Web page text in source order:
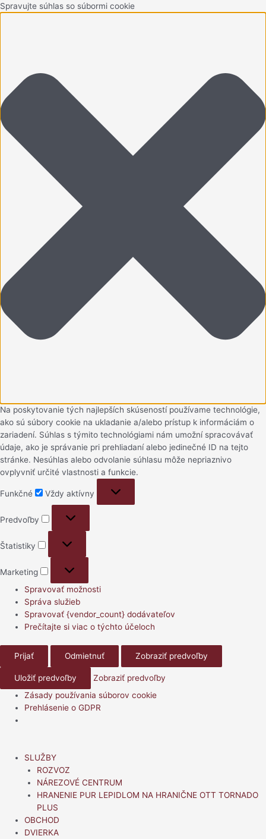
Spravujte súhlas so súbormi cookie
Na poskytovanie tých najlepších skúseností používame technológie,
ako sú súbory cookie na ukladanie a/alebo prístup k informáciám o
zariadení. Súhlas s týmito technológiami nám umožní spracovávať
údaje, ako je správanie pri prehliadaní alebo jedinečné ID na tejto
stránke. Nesúhlas alebo odvolanie súhlasu môže nepriaznivo
ovplyvniť určité vlastnosti a funkcie.
Funkčné
Vždy aktívny
Predvoľby
Štatistiky
Marketing
Spravovať možnosti
Správa služieb
Spravovať {vendor_count} dodávateľov
Prečítajte si viac o týchto účeloch
Prijať Odmietnuť Zobraziť predvoľby
Uložiť predvoľby
Zobraziť predvoľby
Zásady používania súborov cookie
Prehlásenie o GDPR
SLUŽBY
ROZVOZ
NÁREZOVÉ CENTRUM
HRANENIE PUR LEPIDLOM NA HRANIČNE OTT TORNADO
PLUS
OBCHOD
DVIERKA